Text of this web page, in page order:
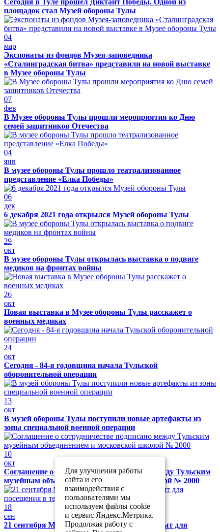
площадок стал Музей обороны Тулы
04
мар
Экспонаты из фондов Музея-заповедника
«Сталинградская битва» представили на новой выставке
в Музее обороны Тулы
07
фев
В Музее обороны Тулы прошли мероприятия ко Дню
семей защитников Отечества
04
янв
В музее обороны Тулы прошло театрализованное
представление «Елка Победы»
06
дек
6 декабря 2021 года открылся Музей обороны Тулы
29
окт
В музее обороны Тулы открылась выставка о подвиге
медиков на фронтах войны
26
окт
Новая выставка в Музее обороны Тулы расскажет о
военных медиках
24
окт
Сегодня - 84-я годовщина начала Тульской
оборонительной операции
13
окт
В музей обороны Тулы поступили новые артефакты из
зоны специальной военной операции
10
окт
Соглашение о сотрудничестве подписано между Тульским
музейным объединением и московской школой № 2000
18
сен
21 сентября Музей обороны Тулы будет закрыт для
Для улучшения работы
сайта и его
взаимодействия с
пользователями мы
используем файлы cookie
и сервис Яндекс.Метрика.
Продолжая работу с